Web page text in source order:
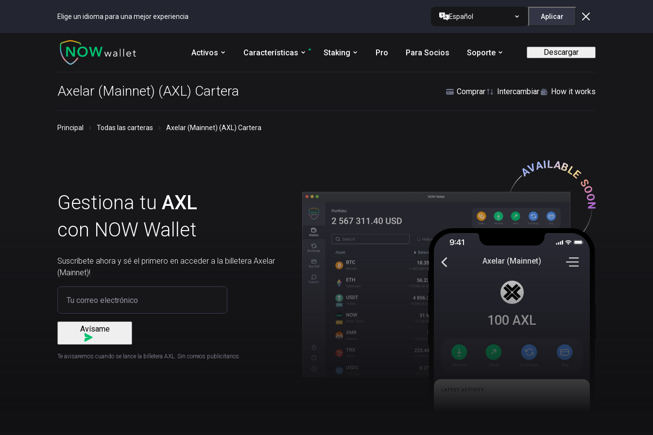
Elige un idioma para una mejor experiencia Español Aplicar
Activos Características Staking Pro Para Socios Soporte Descargar
Axelar (Mainnet) (AXL) Cartera Comprar Intercambiar How it works
Principal Todas las carteras Axelar (Mainnet) (AXL) Cartera
Gestiona tu AXL
con NOW Wallet
Suscríbete ahora y sé el primero en acceder a la billetera Axelar
(Mainnet)!
Avísame
Te avisaremos cuando se lance la billetera AXL. Sin correos publicitarios.
Axelar (Mainnet)
100 AXL